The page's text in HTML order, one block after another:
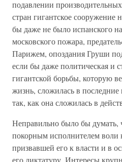
подавлении
стран гигантское сооружение
бы даже не было испанского
московского пожара,
Парижем, опоздания Груши
если бы даже политическая и
гигантской борьбы, которую
жизнь, сложилась в последние
так, как она сложилась в
Неправильно было бы думать,
покорным исполнителем воли
призвавшей его к власти и в
его диктатуру. Интересы